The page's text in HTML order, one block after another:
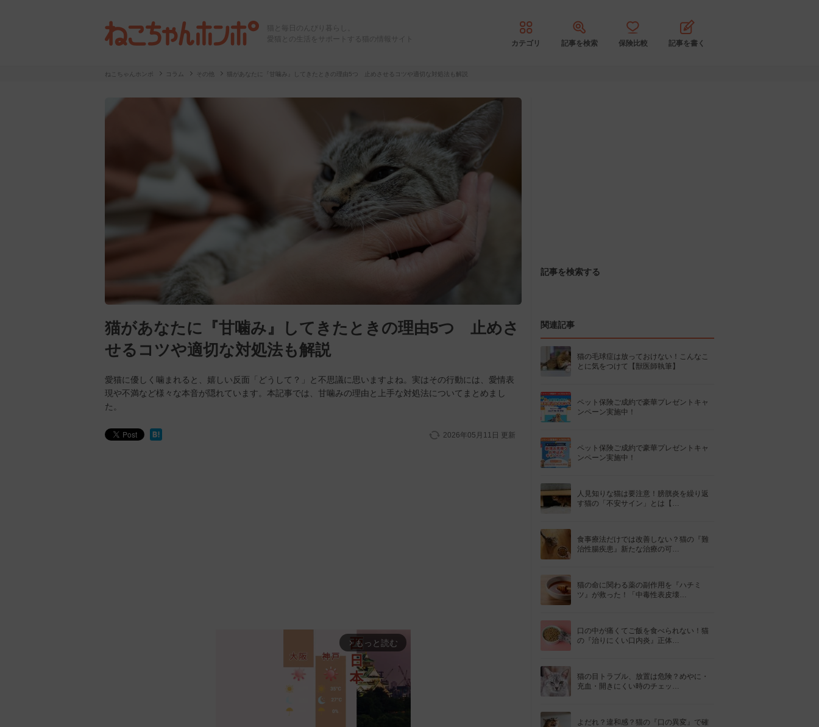
猫と毎日のんびり暮らし。
愛猫との生活をサポートする猫の情報サイト
カテゴリ 記事を検索 保険比較 記事を書く
ねこちゃんホンポ コラム その他 猫があなたに『甘噛み』してきたときの理由5つ 止めさせるコツや適切な対処法も解説
猫があなたに『甘噛み』してきたときの理由5つ 止めさ
せるコツや適切な対処法も解説
愛猫に優しく噛まれると、嬉しい反面「どうして？」と不思議に思いますよね。実はその行動には、愛情表
現や不満など様々な本音が隠れています。本記事では、甘噛みの理由と上手な対処法についてまとめまし
た。
2026年05月11日 更新
arrow_forward_ios もっと読む
記事を検索する
関連記事
猫の毛球症は放っておけない！こんなこ
とに気をつけて【獣医師執筆】
ペット保険ご成約で豪華プレゼントキャ
ンペーン実施中！
ペット保険ご成約で豪華プレゼントキャ
ンペーン実施中！
人見知りな猫は要注意！膀胱炎を繰り返
す猫の「不安サイン」とは【…
食事療法だけでは改善しない？猫の『難
治性腸疾患』新たな治療の可…
猫の命に関わる薬の副作用を『ハチミ
ツ』が救った！「中毒性表皮壊…
口の中が痛くてご飯を食べられない！猫
の『治りにくい口内炎』正体…
猫の目トラブル、放置は危険？めやに・
充血・開きにくい時のチェッ…
よだれ？違和感？猫の『口の異変』で確